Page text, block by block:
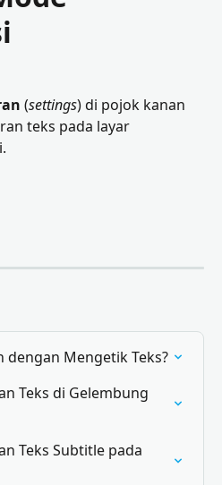
(settings) di pojok kanan
teks pada layar
dengan Mengetik Teks?
Teks di Gelembung
Teks Subtitle pada